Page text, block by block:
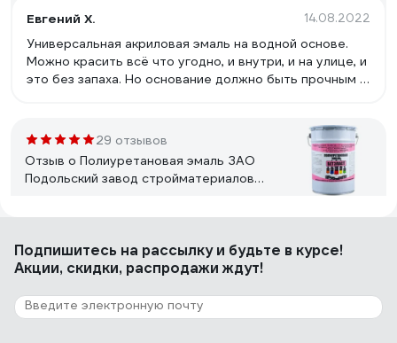
Евгений Х.
14.08.2022
Универсальная акриловая эмаль на водной основе.
Можно красить всё что угодно, и внутри, и на улице, и
это без запаха. Но основание должно быть прочным и
29 отзывов
Отзыв о Полиуретановая эмаль ЗАО
Подольский завод стройматериалов
2000006640031
За небольшие деньги напоминает эпоксидную краску,
только обращаться с ней проще, сохнет быстрее.
Подпишитесь на рассылкуи будьте в курсе!
Акции, скидки, распродажи ждут!